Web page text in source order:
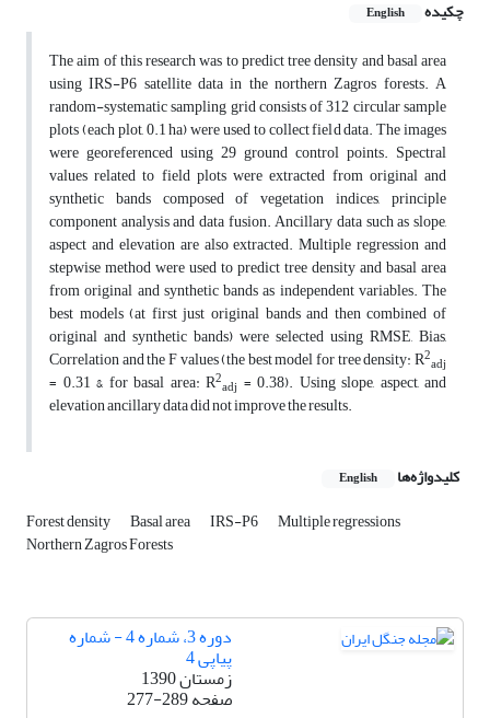
چکیده English
The aim of this research was to predict tree density and basal area
using IRS-P6 satellite data in the northern Zagros forests. A
random-systematic sampling grid consists of 312 circular sample
plots (each plot, 0.1 ha) were used to collect field data. The images
were georeferenced using 29 ground control points. Spectral
values related to field plots were extracted from original and
synthetic bands composed of vegetation indices, principle
component analysis and data fusion. Ancillary data such as slope,
aspect and elevation are also extracted. Multiple regression and
stepwise method were used to predict tree density and basal area
from original and synthetic bands as independent variables. The
best models (at first just original bands and then combined of
original and synthetic bands) were selected using RMSE, Bias,
Correlation and the F values (the best model for tree density: R2adj
= 0.31 & for basal area: R2adj = 0.38). Using slope, aspect, and
elevation ancillary data did not improve the results.
کلیدواژه‌ها English
Forest density Basal area IRS-P6 Multiple regressions
Northern Zagros Forests
دوره 3، شماره 4 - شماره
پیاپی 4
زمستان 1390
صفحه277-289